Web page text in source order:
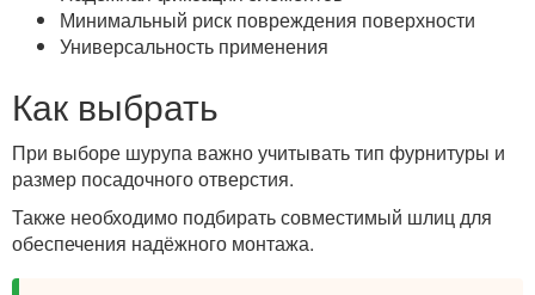
Минимальный риск повреждения поверхности
Универсальность применения
Как выбрать
При выборе шурупа важно учитывать тип фурнитуры и
размер посадочного отверстия.
Также необходимо подбирать совместимый шлиц для
обеспечения надёжного монтажа.